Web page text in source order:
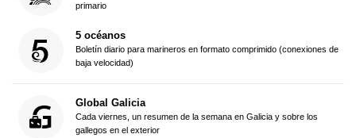
primario
5 océanos
Boletín diario para marineros en formato comprimido (conexiones de
baja velocidad)
Global Galicia
Cada viernes, un resumen de la semana en Galicia y sobre los
gallegos en el exterior